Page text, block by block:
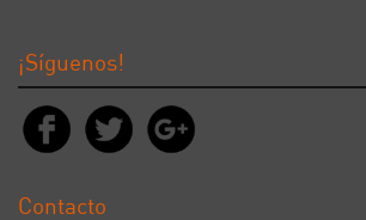
¡Síguenos!
Contacto